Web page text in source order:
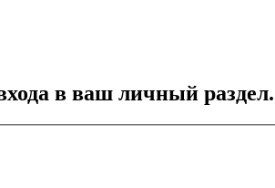
в ваш личный раздел.